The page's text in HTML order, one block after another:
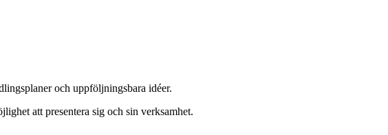
och uppföljningsbara idéer.
att presentera sig och sin verksamhet.